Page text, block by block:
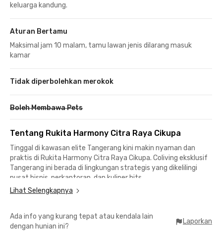
keluarga kandung.
Aturan Bertamu
Maksimal jam 10 malam, tamu lawan jenis dilarang masuk
kamar
Tidak diperbolehkan merokok
Boleh Membawa Pets
Tentang Rukita Harmony Citra Raya Cikupa
Tinggal di kawasan elite Tangerang kini makin nyaman dan
praktis di Rukita Harmony Citra Raya Cikupa. Coliving eksklusif
Tangerang ini berada di lingkungan strategis yang dikelilingi
pusat bisnis, perkantoran, dan kuliner hits.
Lokasi strategis ke berbagai destinasi:
📍 5 menit dari Universitas Pramita Indonesia
📍 8 menit dari Mal Ciputra Tangerang
Lihat Selengkapnya
Ada info yang kurang tepat atau kendala lain
dengan hunian ini?
Laporkan